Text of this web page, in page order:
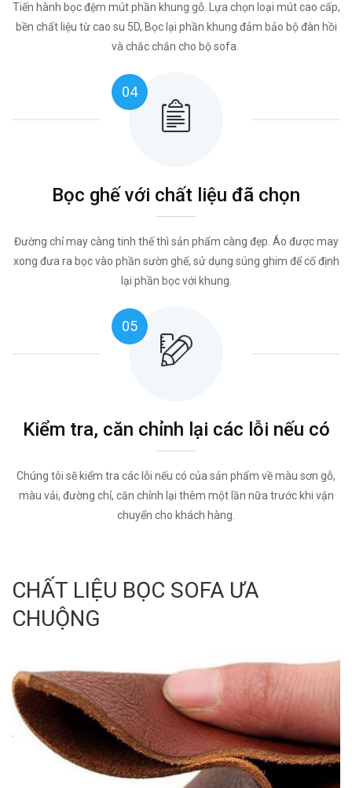
Tiến hành bọc đệm mút phần khung gỗ. Lựa chọn loại mút cao cấp,
bền chất liệu từ cao su 5D, Bọc lại phần khung đảm bảo bộ đàn hồi
và chắc chắn cho bộ sofa.
04
Bọc ghế với chất liệu đã chọn
Đường chỉ may càng tinh thế thì sản phẩm càng đẹp. Áo được may
xong đưa ra bọc vào phần sườn ghế, sử dụng súng ghim để cố định
lại phần bọc với khung.
05
Kiểm tra, căn chỉnh lại các lỗi nếu có
Chúng tôi sẽ kiểm tra các lỗi nếu có của sản phẩm về màu sơn gỗ,
màu vải, đường chỉ, căn chỉnh lại thêm một lần nữa trước khi vận
chuyển cho khách hàng.
CHẤT LIỆU BỌC SOFA ƯA
CHUỘNG